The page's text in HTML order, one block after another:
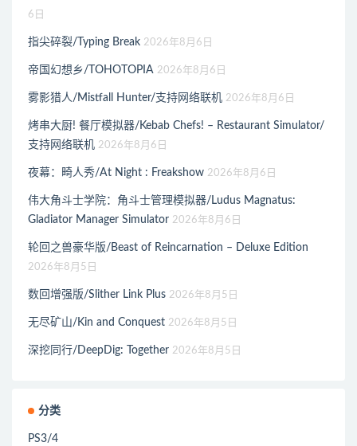
6日
指尖碎裂/Typing Break 2026年8月6日
帝国幻想乡/TOHOTOPIA 2026年8月6日
雾影猎人/Mistfall Hunter/支持网络联机 2026年8月6日
烤串大厨! 餐厅模拟器/Kebab Chefs! – Restaurant Simulator/
支持网络联机 2026年8月6日
夜幕：畸人秀/At Night : Freakshow 2026年8月6日
伟大角斗士学院：角斗士管理模拟器/Ludus Magnatus:
Gladiator Manager Simulator 2026年8月6日
轮回之兽豪华版/Beast of Reincarnation – Deluxe Edition
2026年8月5日
数回增强版/Slither Link Plus 2026年8月5日
无尽矿山/Kin and Conquest 2026年8月5日
深挖同行/DeepDig: Together 2026年8月5日
分类
PS3/4